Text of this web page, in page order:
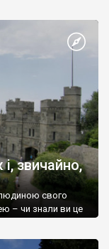
звичайно,
свого
– чи знали ви це